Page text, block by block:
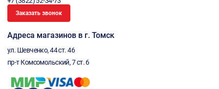
Заказать звонок
Адреса магазинов в г. Томск
ул. Шевченко, 44 ст. 46
пр-т Комсомольский, 7 ст. 6